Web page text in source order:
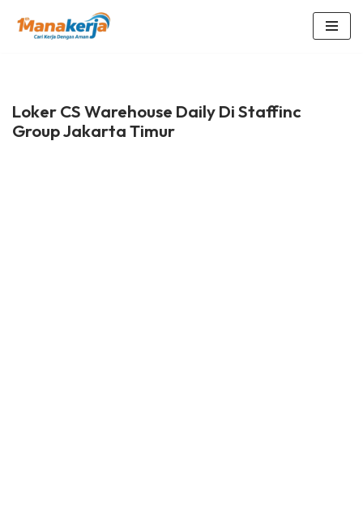
Loker CS Warehouse Daily Di Staffinc
Group Jakarta Timur